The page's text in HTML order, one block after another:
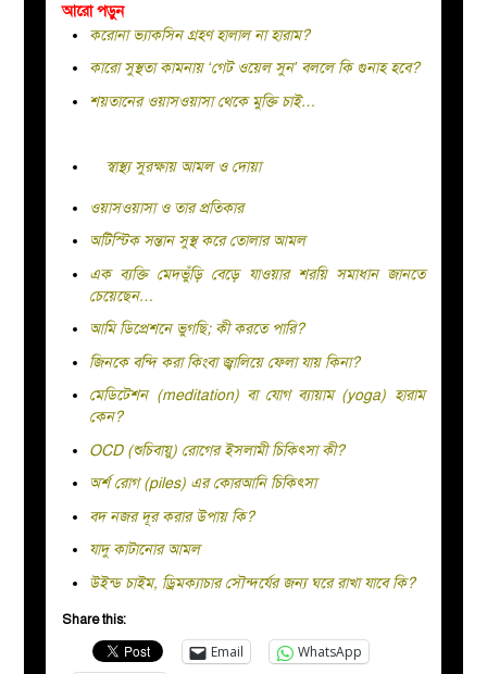
আরো পড়ুন
করোনা ভ্যাকসিন গ্রহণ হালাল না হারাম?
কারো সুস্থতা কামনায় ‘গেট ওয়েল সুন’ বললে কি গুনাহ হবে?
শয়তানের ওয়াসওয়াসা থেকে মুক্তি চাই…
স্বাস্থ্য সুরক্ষায় আমল ও দোয়া
ওয়াসওয়াসা ও তার প্রতিকার
অটিস্টিক সন্তান সুস্থ করে তোলার আমল
এক ব্যক্তি মেদভুঁড়ি বেড়ে যাওয়ার শরয়ি সমাধান জানতে
চেয়েছেন…
আমি ডিপ্রেশনে ভুগছি; কী করতে পারি?
জিনকে বন্দি করা কিংবা জ্বালিয়ে ফেলা যায় কিনা?
মেডিটেশন (meditation) বা যোগ ব্যায়াম (yoga) হারাম
কেন?
OCD (শুচিবায়ু) রোগের ইসলামী চিকিৎসা কী?
অর্শ রোগ (piles) এর কোরআনি চিকিৎসা
বদ নজর দূর করার উপায় কি?
যাদু কাটানোর আমল
উইন্ড চাইম, ড্রিমক্যাচার সৌন্দর্যের জন্য ঘরে রাখা যাবে কি?
Share this:
Email
WhatsApp